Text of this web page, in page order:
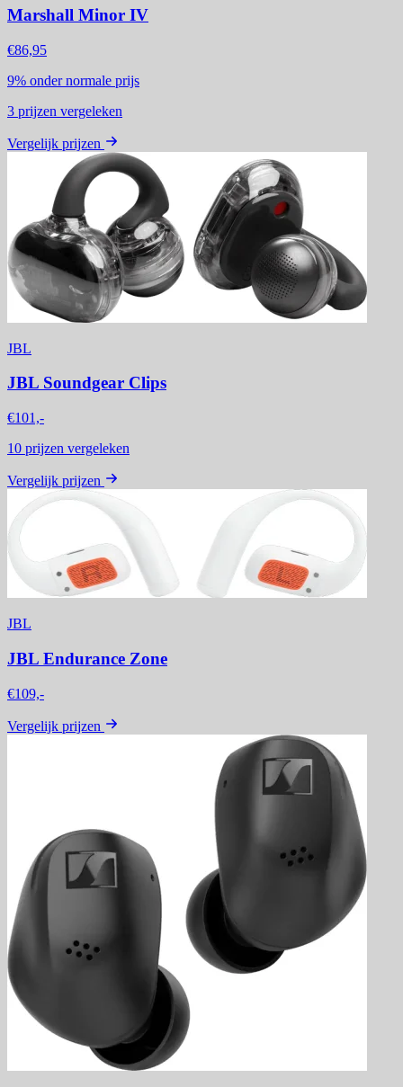
Marshall Minor IV
€86,95
9% onder normale prijs
3 prijzen vergeleken
Vergelijk prijzen
JBL
JBL Soundgear Clips
€101,-
10 prijzen vergeleken
Vergelijk prijzen
JBL
JBL Endurance Zone
€109,-
Vergelijk prijzen